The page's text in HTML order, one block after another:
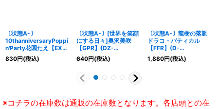
〔状態A-〕
10thanniversaryPoppi
n'Party花園たえ【EX】
{DZ-BT10/EX02}《そ
の他》
830円(税込)
〔状態A-〕[世界を笑顔
にする日々]奥沢美咲
【GPR】{DZ-
TBP01/GPR25}
《BanGDream!》
640円(税込)
〔状態A-〕龍樹の落胤
ドラコ・バティカル
【FFR】{D-
BT09/FFR03}《ドラゴ
ンエンパイア》
1,880円(税込)
※コチラの在庫数は通販の在庫数となります。各店頭との在